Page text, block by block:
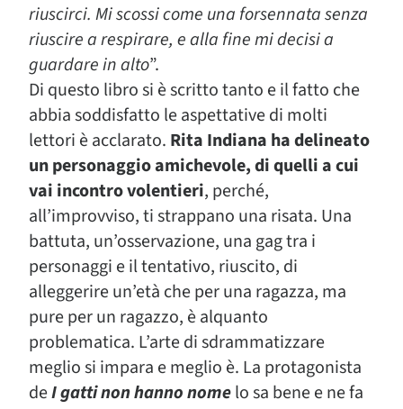
riuscirci. Mi scossi come una forsennata senza
riuscire a respirare, e alla fine mi decisi a
guardare in alto”.
Di questo libro si è scritto tanto e il fatto che
abbia soddisfatto le aspettative di molti
lettori è acclarato. Rita Indiana ha delineato
un personaggio amichevole, di quelli a cui
vai incontro volentieri, perché,
all’improvviso, ti strappano una risata. Una
battuta, un’osservazione, una gag tra i
personaggi e il tentativo, riuscito, di
alleggerire un’età che per una ragazza, ma
pure per un ragazzo, è alquanto
problematica. L’arte di sdrammatizzare
meglio si impara e meglio è. La protagonista
deI gatti non hanno nomelo sa bene e ne fa